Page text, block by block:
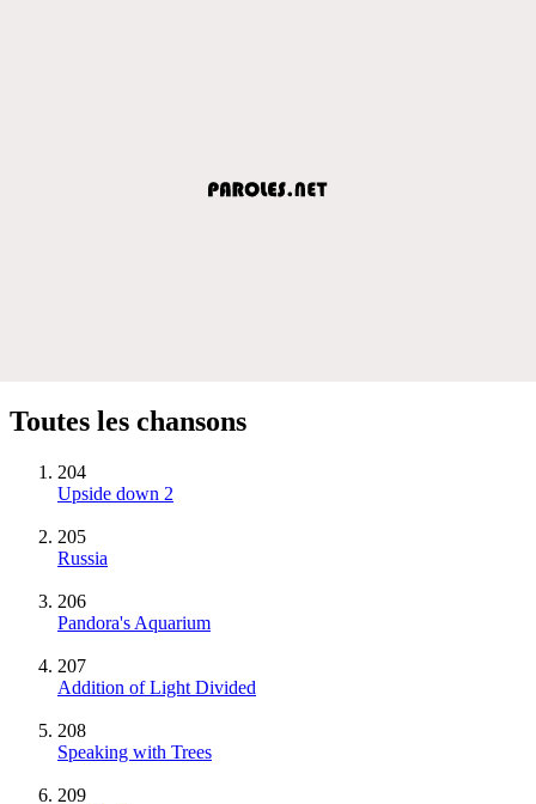
Toutes les chansons
204
Upside down 2
205
Russia
206
Pandora's Aquarium
207
Addition of Light Divided
208
Speaking with Trees
209